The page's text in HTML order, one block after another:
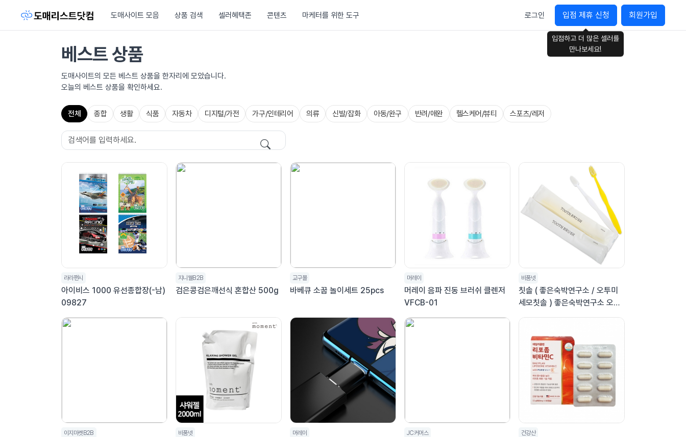
도매사이트 모음 상품 검색 셀러혜택존 콘텐츠 마케터를 위한 도구 로그인 입점 제휴 신청
입점하고 더 많은 셀러를
만나보세요!
회원가입
베스트 상품
도매사이트의 모든 베스트 상품을 한자리에 모았습니다.
오늘의 베스트 상품을 확인하세요.
전체 종합 생활 식품 자동차 디지털/가전 가구/인테리어 의류 신발/잡화 아동/완구 반려/애완 헬스케어/뷰티 스포츠/레저
라라팬시
아이비스 1000 유선종합장(-남)
09827
지니웰B2B
검은콩검은깨선식 혼합산 500g
교구몰
바베큐 소꿉 놀이세트 25pcs
머레이
머레이 음파 진동 브러쉬 클렌저
VFCB-01
비품넷
칫솔 ( 좋은숙박연구소 / 오투미
세모칫솔 ) 좋은숙박연구소 오투
일회용 미세모 칫솔 합지 개별포
이지마켓B2B 비품넷 머레이 JC커머스 건강산